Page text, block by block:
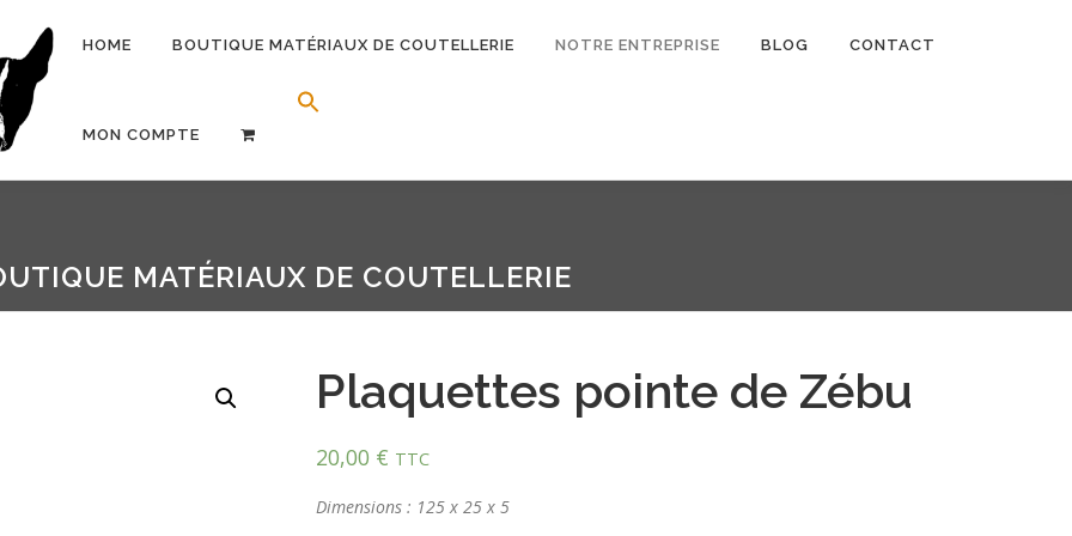
HOME BOUTIQUE MATÉRIAUX DE COUTELLERIE NOTRE ENTREPRISE BLOG CONTACT
MON COMPTE
MATÉRIAUX DE COUTELLERIE
Plaquettes pointe de Zébu
20,00 € TTC
Dimensions : 125 x 25 x 5